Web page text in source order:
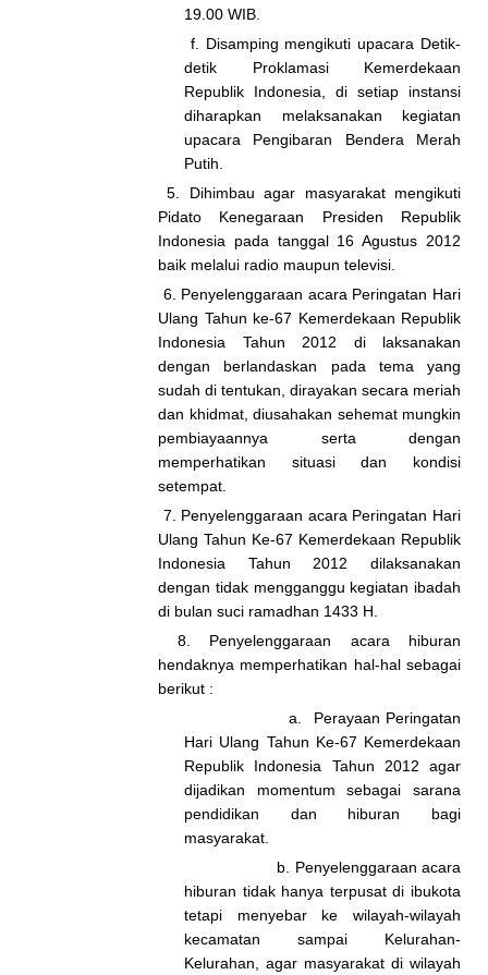
19.00 WIB.
f. Disamping mengikuti upacara Detik-
detik Proklamasi Kemerdekaan
Republik Indonesia, di setiap instansi
diharapkan melaksanakan kegiatan
upacara Pengibaran Bendera Merah
Putih.
5. Dihimbau agar masyarakat mengikuti
Pidato Kenegaraan Presiden Republik
Indonesia pada tanggal 16 Agustus 2012
baik melalui radio maupun televisi.
6. Penyelenggaraan acara Peringatan Hari
Ulang Tahun ke-67 Kemerdekaan Republik
Indonesia Tahun 2012 di laksanakan
dengan berlandaskan pada tema yang
sudah di tentukan, dirayakan secara meriah
dan khidmat, diusahakan sehemat mungkin
pembiayaannya serta dengan
memperhatikan situasi dan kondisi
setempat.
7. Penyelenggaraan acara Peringatan Hari
Ulang Tahun Ke-67 Kemerdekaan Republik
Indonesia Tahun 2012 dilaksanakan
dengan tidak mengganggu kegiatan ibadah
di bulan suci ramadhan 1433 H.
8. Penyelenggaraan acara hiburan
hendaknya memperhatikan hal-hal sebagai
berikut :
a. Perayaan Peringatan
Hari Ulang Tahun Ke-67 Kemerdekaan
Republik Indonesia Tahun 2012 agar
dijadikan momentum sebagai sarana
pendidikan dan hiburan bagi
masyarakat.
b. Penyelenggaraan acara
hiburan tidak hanya terpusat di ibukota
tetapi menyebar ke wilayah-wilayah
kecamatan sampai Kelurahan-
Kelurahan, agar masyarakat di wilayah